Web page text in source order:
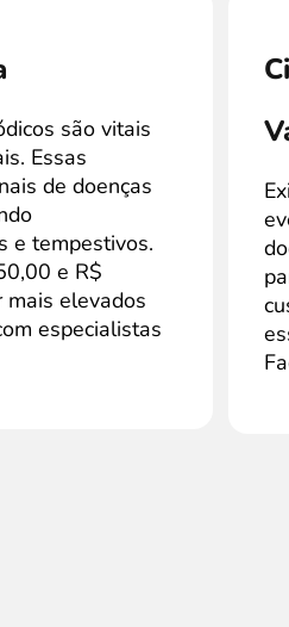
são vitais
Essas
de doenças
e tempestivos.
e R$
mais elevados
especialistas